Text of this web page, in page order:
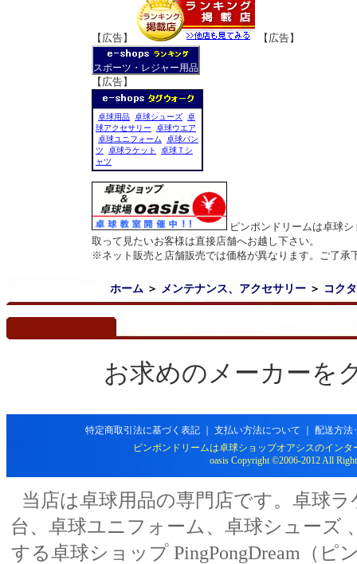
【広告】 【広告】
スポーツ・レジャー用品
【広告】
卓球用品 卓球シューズ 卓
球アクセサリー
卓球ウエア
卓球ユニフォーム
卓球パン
ツ
卓球ラケット
卓球Ｔシ
ャツ
ピンポンドリームは卓球
取って見たいお客様は直接店舗へお越し下さい。
※ネット販売と店舗販売では価格が異なります。ご了承
ホーム＞ メンテナンス、アクセサリー＞ コク
お求めのメーカーを
特定商取引法に基づく表記 支払い方法について
配送方法
ピンポンドリームは卓球ショップオアシスのイン
oasis Copyright ©2006-2012 All
当店は卓球用品の専門店です。卓球
台、卓球ユニフォーム、卓球シューズ
する卓球ショップ PingPongDream（ピ